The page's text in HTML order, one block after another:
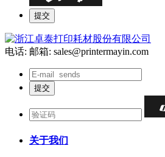
电话: 邮箱: sales@printermayin.com
关于我们